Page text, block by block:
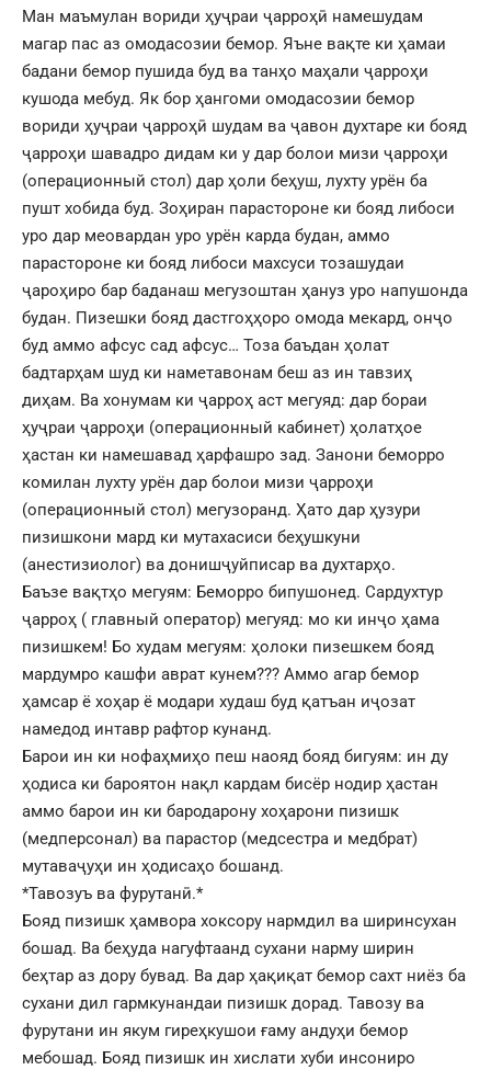
Ман маъмулан вориди ҳуҷраи ҷарроҳӣ намешудам
магар пас аз омодасозии бемор. Яъне вақте ки ҳамаи
бадани бемор пушида буд ва танҳо маҳали ҷарроҳи
кушода мебуд. Як бор ҳангоми омодасозии бемор
вориди ҳуҷраи ҷарроҳӣ шудам ва ҷавон духтаре ки бояд
ҷарроҳи шавадро дидам ки у дар болои мизи ҷарроҳи
(операционный стол) дар ҳоли беҳуш, лухту урён ба
пушт хобида буд. Зоҳиран парастороне ки бояд либоси
уро дар меовардан уро урён карда будан, аммо
парастороне ки бояд либоси махсуси тозашудаи
ҷароҳиро бар баданаш мегузоштан ҳануз уро напушонда
будан. Пизешки бояд дастгоҳҳоро омода мекард, онҷо
буд аммо афсус сад афсус… Тоза баъдан ҳолат
бадтарҳам шуд ки наметавонам беш аз ин тавзиҳ
диҳам. Ва хонумам ки ҷарроҳ аст мегуяд: дар бораи
ҳуҷраи ҷарроҳи (операционный кабинет) ҳолатҳое
ҳастан ки намешавад ҳарфашро зад. Занони беморро
комилан лухту урён дар болои мизи ҷарроҳи
(операционный стол) мегузоранд. Ҳато дар ҳузури
пизишкони мард ки мутахасиси беҳушкуни
(анестизиолог) ва донишҷуйписар ва духтарҳо.
Баъзе вақтҳо мегуям: Беморро бипушонед. Сардухтур
ҷарроҳ ( главный оператор) мегуяд: мо ки инҷо ҳама
пизишкем! Бо худам мегуям: ҳолоки пизешкем бояд
мардумро кашфи аврат кунем??? Аммо агар бемор
ҳамсар ё хоҳар ё модари худаш буд қатъан иҷозат
намедод интавр рафтор кунанд.
Барои ин ки нофаҳмиҳо пеш наояд бояд бигуям: ин ду
ҳодиса ки бароятон нақл кардам бисёр нодир ҳастан
аммо барои ин ки бародарону хоҳарони пизишк
(медперсонал) ва парастор (медсестра и медбрат)
мутаваҷуҳи ин ҳодисаҳо бошанд.
*Тавозуъ ва фурутанӣ.*
Бояд пизишк ҳамвора хоксору нармдил ва ширинсухан
бошад. Ва беҳуда нагуфтаанд сухани нарму ширин
беҳтар аз дору бувад. Ва дар ҳақиқат бемор сахт ниёз ба
сухани дил гармкунандаи пизишк дорад. Тавозу ва
фурутани ин якум гиреҳкушои ғаму андуҳи бемор
мебошад. Бояд пизишк ин хислати хуби инсониро